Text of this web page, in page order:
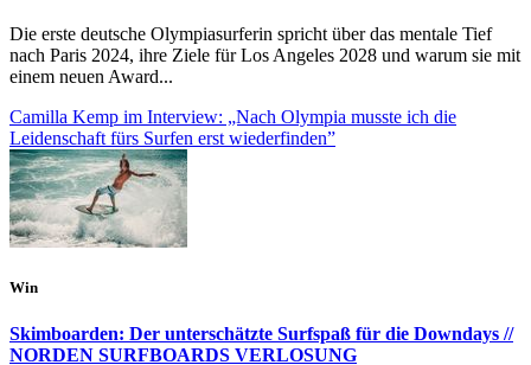
Die erste deutsche Olympiasurferin spricht über das mentale Tief
nach Paris 2024, ihre Ziele für Los Angeles 2028 und warum sie mit
einem neuen Award...
Camilla Kemp im Interview: „Nach Olympia musste ich die
Leidenschaft fürs Surfen erst wiederfinden”
Win
Skimboarden: Der unterschätzte Surfspaß für die Downdays //
NORDEN SURFBOARDS VERLOSUNG